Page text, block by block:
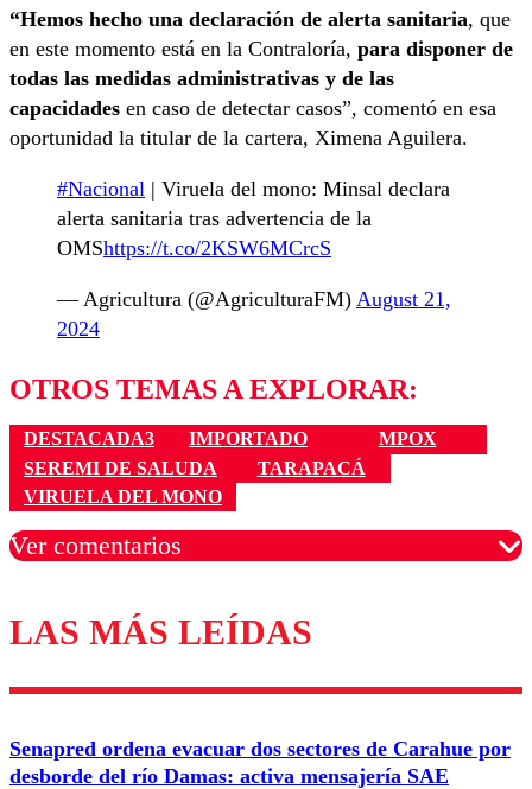
“Hemos hecho una declaración de alerta sanitaria, que
en este momento está en la Contraloría, para disponer de
todas las medidas administrativas y de las
capacidades en caso de detectar casos”, comentó en esa
oportunidad la titular de la cartera, Ximena Aguilera.
#Nacional | Viruela del mono: Minsal declara
alerta sanitaria tras advertencia de la
OMShttps://t.co/2KSW6MCrcS
— Agricultura (@AgriculturaFM) August 21,
2024
OTROS TEMAS A EXPLORAR:
DESTACADA3 IMPORTADO
MPOX
SEREMI DE SALUDA
TARAPACÁ
VIRUELA DEL MONO
Ver comentarios
Los comentarios son moderados para garantizar un
diálogo respetuoso.
Correo
LAS MÁS LEÍDAS
Senapred ordena evacuar dos sectores de Carahue por
desborde del río Damas: activa mensajería SAE